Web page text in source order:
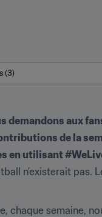
(3)
demandons aux
de la
en utilisant
n’existerait pas.
chaque semaine,